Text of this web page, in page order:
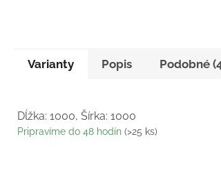
Varianty Popis Podobné
Dĺžka: 1000, Šírka: 1000
Pripravíme do 48 hodín (>25 ks)